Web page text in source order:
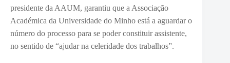
presidente da AAUM, garantiu que a Associação
Académica da Universidade do Minho está a aguardar o
número do processo para se poder constituir assistente,
no sentido de “ajudar na celeridade dos trabalhos”.